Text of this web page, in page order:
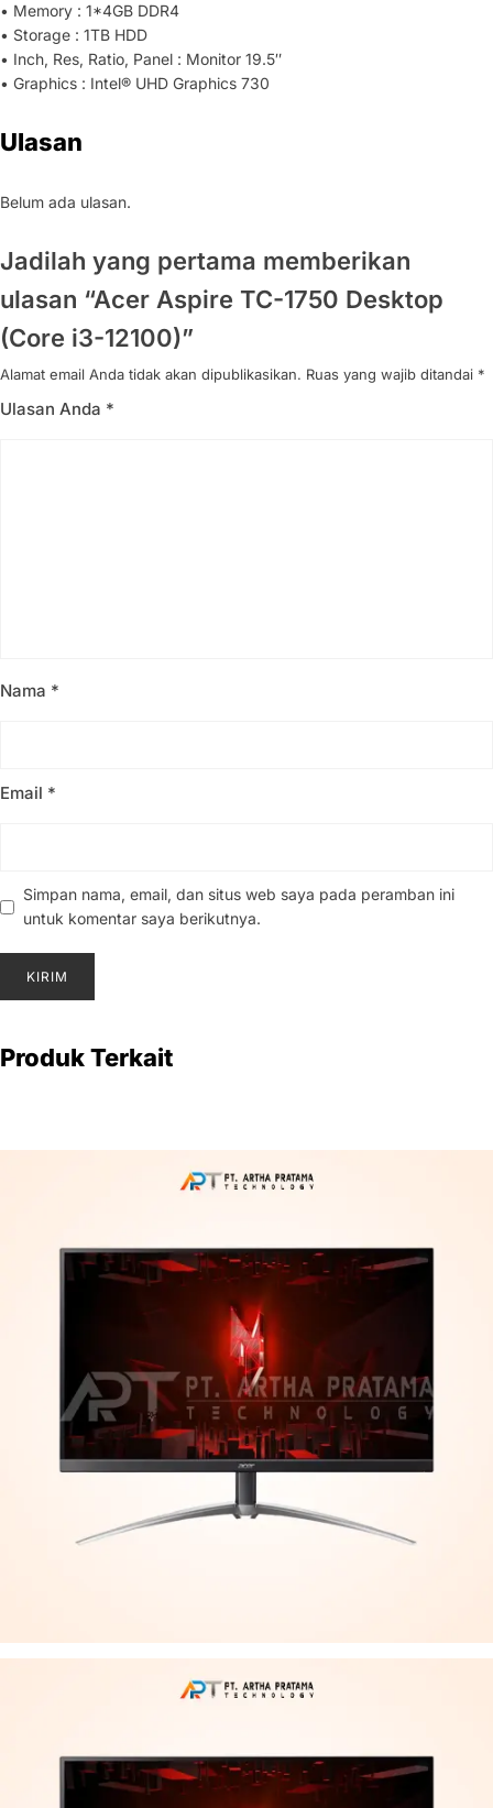
• Memory : 1*4GB DDR4
• Storage : 1TB HDD
• Inch, Res, Ratio, Panel : Monitor 19.5″
• Graphics : Intel® UHD Graphics 730
Ulasan
Belum ada ulasan.
Jadilah yang pertama memberikan
ulasan “Acer Aspire TC-1750 Desktop
(Core i3-12100)”
Alamat email Anda tidak akan dipublikasikan. Ruas yang wajib ditandai *
Ulasan Anda *
Nama *
Email *
Simpan nama, email, dan situs web saya pada peramban ini
untuk komentar saya berikutnya.
Produk Terkait